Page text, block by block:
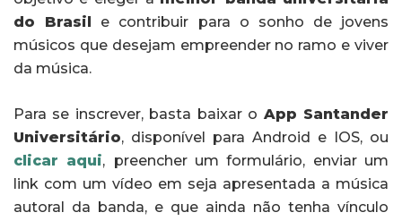
do Brasil e contribuir para o sonho de jovens
músicos que desejam empreender no ramo e viver
da música.
Para se inscrever, basta baixar o App Santander
Universitário, disponível para Android e IOS, ou
clicar aqui, preencher um formulário, enviar um
link com um vídeo em seja apresentada a música
autoral da banda, e que ainda não tenha vínculo